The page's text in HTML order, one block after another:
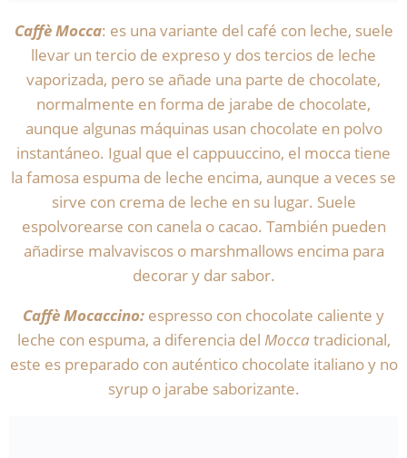
Caffè Mocca: es una variante del café con leche, suele
llevar un tercio de expreso y dos tercios de leche
vaporizada, pero se añade una parte de chocolate,
normalmente en forma de jarabe de chocolate,
aunque algunas máquinas usan chocolate en polvo
instantáneo. Igual que el cappuuccino, el mocca tiene
la famosa espuma de leche encima, aunque a veces se
sirve con crema de leche en su lugar. Suele
espolvorearse con canela o cacao. También pueden
añadirse malvaviscos o marshmallows encima para
decorar y dar sabor.
Caffè Mocaccino: espresso con chocolate caliente y
leche con espuma, a diferencia del Moccatradicional,
este es preparado con auténtico chocolate italiano y no
syrup o jarabe saborizante.